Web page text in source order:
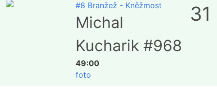
#8 Branžež - Kněžmost
Michal
Kucharik #968
49:00
foto
31